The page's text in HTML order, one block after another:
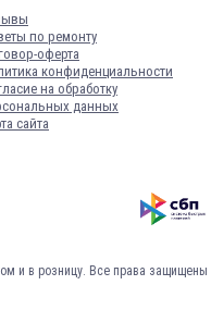
по ремонту
оферта
конфиденциальности
на обработку
данных
сайта
и в розницу. Все права